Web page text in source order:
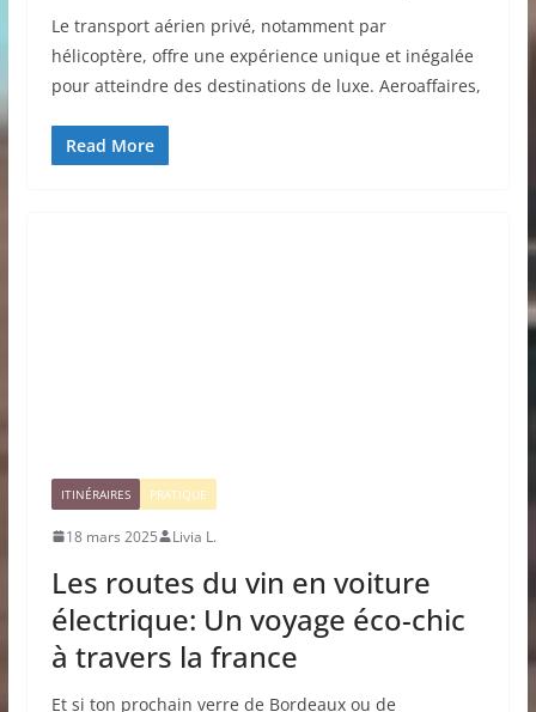
Le transport aérien privé, notamment par
hélicoptère, offre une expérience unique et inégalée
pour atteindre des destinations de luxe. Aeroaffaires,
Read More
ITINÉRAIRES PRATIQUE
18 mars 2025 Livia L.
Les routes du vin en voiture
électrique: Un voyage éco-chic
à travers la france
Et si ton prochain verre de Bordeaux ou de